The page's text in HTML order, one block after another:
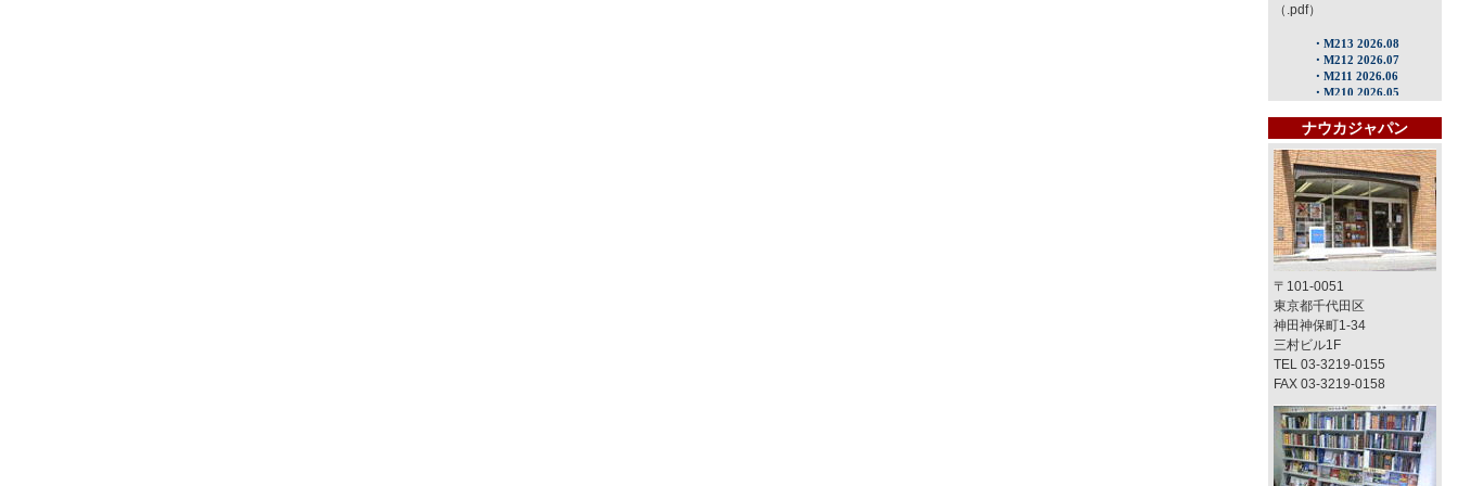
（.pdf）
ナウカジャパン
〒101-0051
東京都千代田区
神田神保町1-34
三村ビル1F
TEL 03-3219-0155
FAX 03-3219-0158